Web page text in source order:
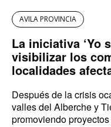
AVILA PROVINCIA
La iniciativa ‘Yo
visibilizar los
localidades
Después de la crisis
valles del Alberche y
promoviendo